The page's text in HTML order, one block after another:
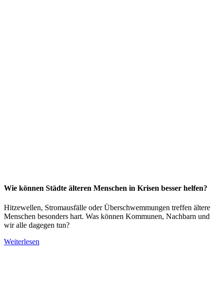
Wie können Städte älteren Menschen in Krisen besser helfen?
Hitzewellen, Stromausfälle oder Überschwemmungen treffen ältere
Menschen besonders hart. Was können Kommunen, Nachbarn und
wir alle dagegen tun?
Weiterlesen